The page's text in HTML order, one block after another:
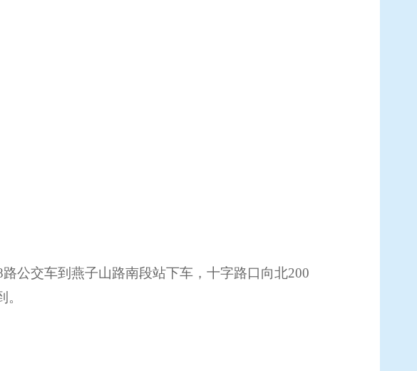
路公交车到燕子山路南段站下车，十字路口向北200
。